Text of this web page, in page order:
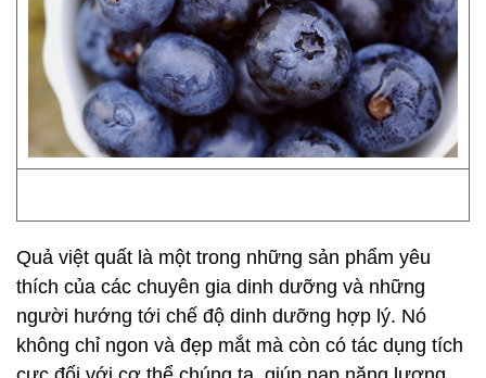
Quả việt quất là một trong những sản phẩm yêu
thích của các chuyên gia dinh dưỡng và những
người hướng tới chế độ dinh dưỡng hợp lý. Nó
không chỉ ngon và đẹp mắt mà còn có tác dụng tích